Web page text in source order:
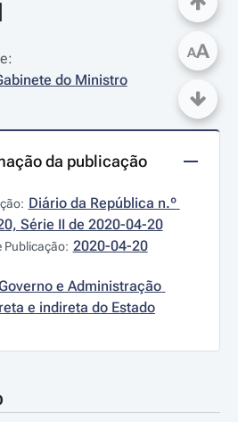
do Ministro
da publicação
Diário da República n.º
Série II de 2020-04-20
Publicação: 2020-04-20
e Administração
e indireta do Estado
AA